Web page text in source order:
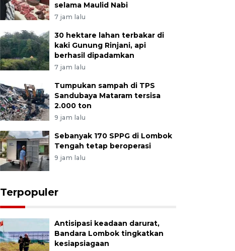
selama Maulid Nabi
7 jam lalu
30 hektare lahan terbakar di
kaki Gunung Rinjani, api
berhasil dipadamkan
7 jam lalu
Tumpukan sampah di TPS
Sandubaya Mataram tersisa
2.000 ton
9 jam lalu
Sebanyak 170 SPPG di Lombok
Tengah tetap beroperasi
9 jam lalu
Terpopuler
Antisipasi keadaan darurat,
Bandara Lombok tingkatkan
kesiapsiagaan